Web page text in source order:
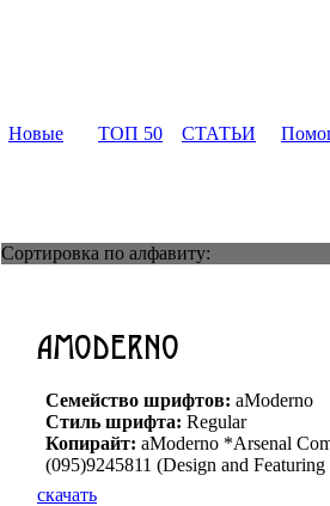
Новые ТОП 50 СТАТЬИ
Сортировка по алфавиту:
Семейство шрифтов: aModerno
Стиль шрифта: Regular
Копирайт: aModerno *Arsenal
(095)9245811 (Design and
скачать